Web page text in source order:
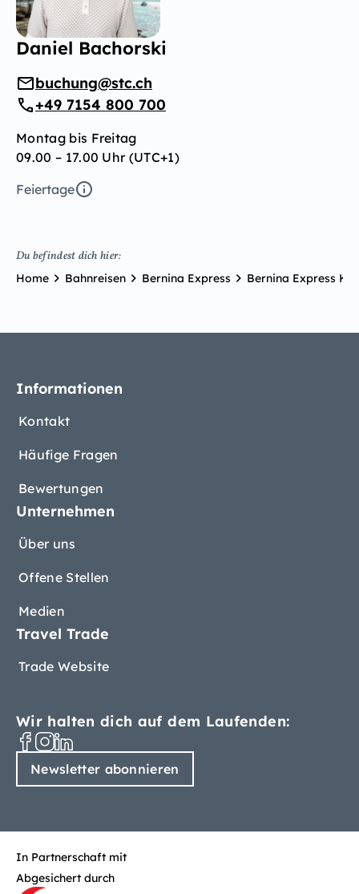
Daniel Bachorski
buchung@stc.ch
+49 7154 800 700
Montag bis Freitag
09.00 – 17.00 Uhr (UTC+1)
Feiertage
Du befindest dich hier:
Home Bahnreisen Bernina Express Bernina Express
Informationen
Kontakt
Häufige Fragen
Bewertungen
Unternehmen
Über uns
Offene Stellen
Medien
Travel Trade
Trade Website
Wir halten dich auf dem Laufenden:
Newsletter abonnieren
In Partnerschaft mit
Abgesichert durch